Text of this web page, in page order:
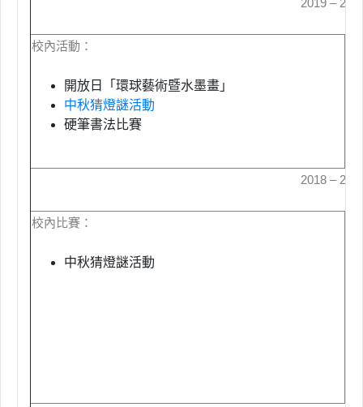
2019 –
校內活動：
開放日「環球藝術暨水墨畫」
中秋猜燈謎活動
硬筆書法比賽
2018 –
校內比賽：
中秋猜燈謎活動